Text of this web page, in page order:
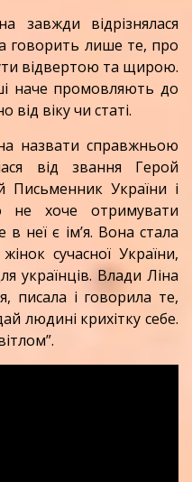
відрізнялася
говорить лише те, про
відвертою та щирою.
наче промовляють до
віку чи статі.
назвати справжньою
від звання Герой
Письменник України і
хоче отримувати
в неї є ім’я. Вона стала
сучасної України,
українців. Влади Ліна
писала і говорила те,
людині крихітку себе.